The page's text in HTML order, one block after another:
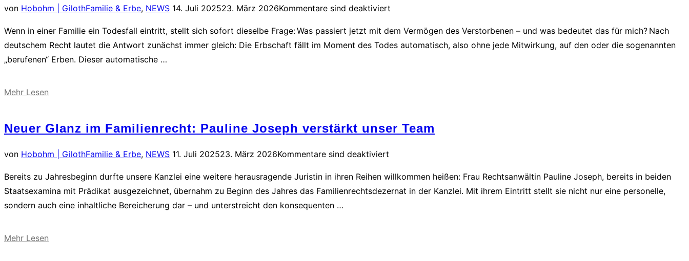
Zahlungspflicht
treffen
kann“
von Hobohm | GilothFamilie & Erbe, NEWSVeröffentlicht
14. Juli 202523. März 2026Kommentare sind deaktiviert
Wenn in einer Familie ein Todesfall eintritt, stellt sich sofort dieselbe Frage: Was passiert jetzt mit dem Vermögen des Verstorbenen – und was bedeutet das für mich? Nach
deutschem Recht lautet die Antwort zunächst immer gleich: Die Erbschaft fällt im Moment des Todes automatisch, also ohne jede Mitwirkung, auf den oder die sogenannten
„berufenen“ Erben. Dieser automatische …
Mehr über
–
Ein
und
die
Möglichkeit
Lesen
Neuer Glanz im Familienrecht: Pauline Joseph verstärkt unser Team
von Hobohm | GilothFamilie & Erbe, NEWSVeröffentlicht
11. Juli 202523. März 2026Kommentare sind deaktiviert
Bereits zu Jahresbeginn durfte unsere Kanzlei eine weitere herausragende Juristin in ihren Reihen willkommen heißen: Frau Rechtsanwältin Pauline Joseph, bereits in beiden
Staatsexamina mit Prädikat ausgezeichnet, übernahm zu Beginn des Jahres das Familienrechtsdezernat in der Kanzlei. Mit ihrem Eintritt stellt sie nicht nur eine personelle,
sondern auch eine inhaltliche Bereicherung dar – und unterstreicht den konsequenten …
Mehr über
Lesen